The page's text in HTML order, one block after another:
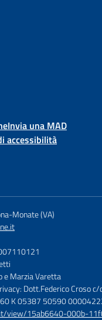
Invia una MAD
accessibilità
Monate (VA)
e Marzia Varetta
Dott.Federico Croso
60 K 05387 50590
view/15ab6640-000b-